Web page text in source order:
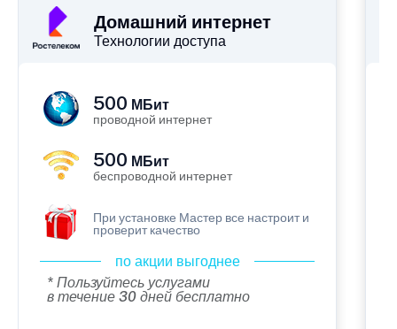
Домашний интернет
Технологии доступа
500 МБит
проводной интернет
500 МБит
беспроводной интернет
При установке Мастер все настроит и
проверит качество
по акции выгоднее
* Пользуйтесь услугами
в течение 30 дней бесплатно